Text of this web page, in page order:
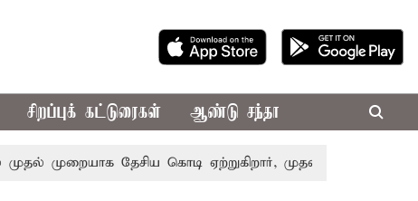
சிறப்புக் கட்டுரைகள் ஆண்டு சந்தா
தேசிய கொடி ஏற்றுகிறார், முதல்-அமைச்சர் விஜய்!